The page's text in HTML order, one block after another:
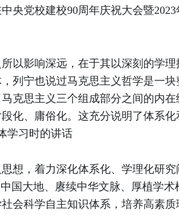
党校建校90周年庆祝大会暨
以影响深远，在于其以深刻的学
列宁也说过马克思主义哲学是一
克思主义三个组成部分之间的内
化、庸俗化。这充分说明了体系
学习时的讲话
想，着力深化体系化、学理化研
国大地、赓续中华文脉、厚植学术
会科学自主知识体系，培养高素